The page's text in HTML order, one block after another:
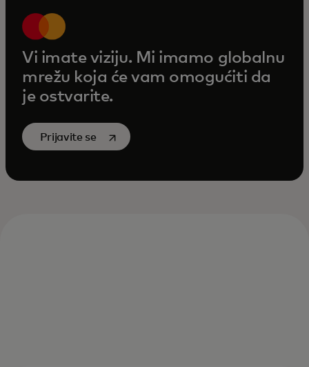
Vi imate viziju. Mi imamo globalnu
mrežu koja će vam omogućiti da
je ostvarite.
Prijavite se opens in a new tab